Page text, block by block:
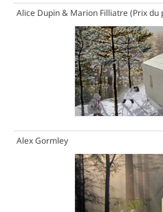
Alice Dupin & Marion Filliatre(Prix du
Alex Gormley